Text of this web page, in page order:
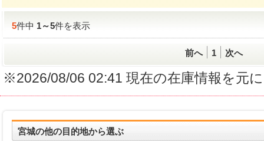
5件中1～5件を表示
前へ 1 次へ
※2026/08/06 02:41 現在の在庫情報を元
宮城の他の目的地から選ぶ